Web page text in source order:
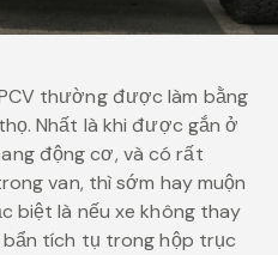
thường được làm bằng
Nhất là khi được gắn ở
động cơ, và có rất
van, thì sớm hay muộn
biệt là nếu xe không thay
tích tụ trong hộp trục